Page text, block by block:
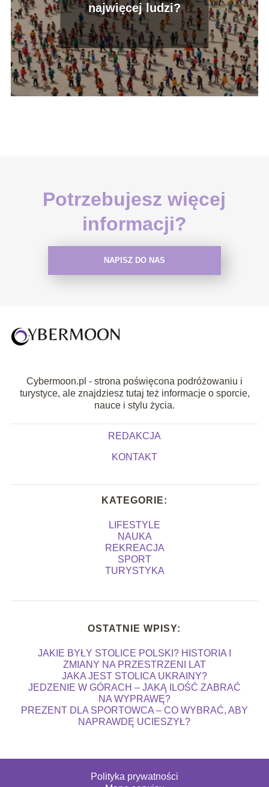
najwięcej ludzi?
Potrzebujesz więcej
informacji?
NAPISZ DO NAS
Cybermoon.pl - strona poświęcona podróżowaniu i
turystyce, ale znajdziesz tutaj też informacje o sporcie,
nauce i stylu życia.
REDAKCJA
KONTAKT
KATEGORIE:
LIFESTYLE
NAUKA
REKREACJA
SPORT
TURYSTYKA
OSTATNIE WPISY:
JAKIE BYŁY STOLICE POLSKI? HISTORIA I
ZMIANY NA PRZESTRZENI LAT
JAKA JEST STOLICA UKRAINY?
JEDZENIE W GÓRACH – JAKĄ ILOŚĆ ZABRAĆ
NA WYPRAWĘ?
PREZENT DLA SPORTOWCA – CO WYBRAĆ, ABY
NAPRAWDĘ UCIESZYŁ?
Polityka prywatności